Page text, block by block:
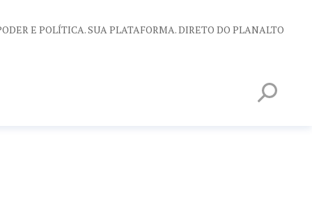
E POLÍTICA. SUA PLATAFORMA. DIRETO DO PLANALTO